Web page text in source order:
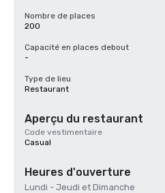
Nombre de places
200
Capacité en places debout
-
Type de lieu
Restaurant
Aperçu du restaurant
Code vestimentaire
Casual
Heures d'ouverture
Lundi - Jeudi et Dimanche